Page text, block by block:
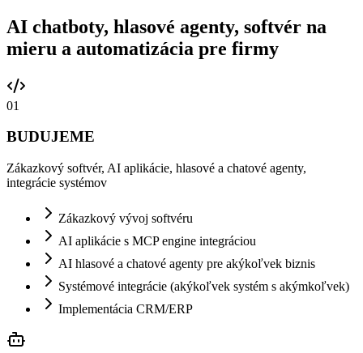
AI chatboty, hlasové agenty, softvér na
mieru a automatizácia pre firmy
01
BUDUJEME
Zákazkový softvér, AI aplikácie, hlasové a chatové agenty,
integrácie systémov
Zákazkový vývoj softvéru
AI aplikácie s MCP engine integráciou
AI hlasové a chatové agenty pre akýkoľvek biznis
Systémové integrácie (akýkoľvek systém s akýmkoľvek)
Implementácia CRM/ERP